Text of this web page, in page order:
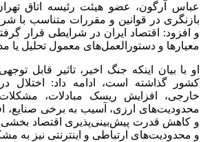
عباس آرگون، عضو هیئت رئیسه اتاق
بازنگری در قوانین و مقررات متناسب
و افزود: اقتصاد ایران در شرایطی قرار
معیارها و دستورالعمل‌های معمول تحلیل یا
او با بیان اینکه جنگ اخیر، تاثیر قابل
کشور گذاشته است، ادامه داد: اختلال
خارجی، افزایش ریسک مبادلات،
محدودیت‌های ارزی، آسیب به برخی صنایع،
و کاهش قدرت پیش‌بینی‌پذیری اقتصاد بخشی
و محدودیت‌های ارتباطی و اینترنتی نیز به